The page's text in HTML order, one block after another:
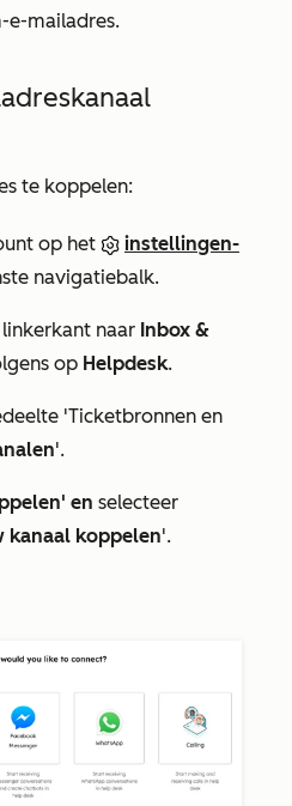
e-mailadres.
te koppelen:
op het
instellingen-
navigatiebalk.
naar Inbox &
op Helpdesk.
'Ticketbronnen en
'.
en selecteer
kanaal koppelen'.